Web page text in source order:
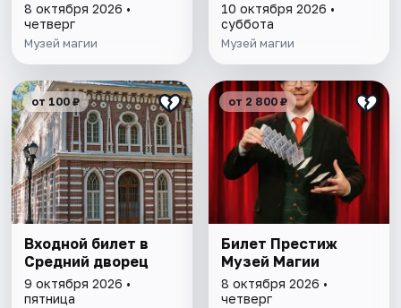
8 октября 2026 •
четверг
Музей магии
10 октября 2026 •
суббота
Музей магии
от 100 ₽
Входной билет в
Средний дворец
9 октября 2026 •
пятница
от 2 800 ₽
Билет Престиж
Музей Магии
8 октября 2026 •
четверг